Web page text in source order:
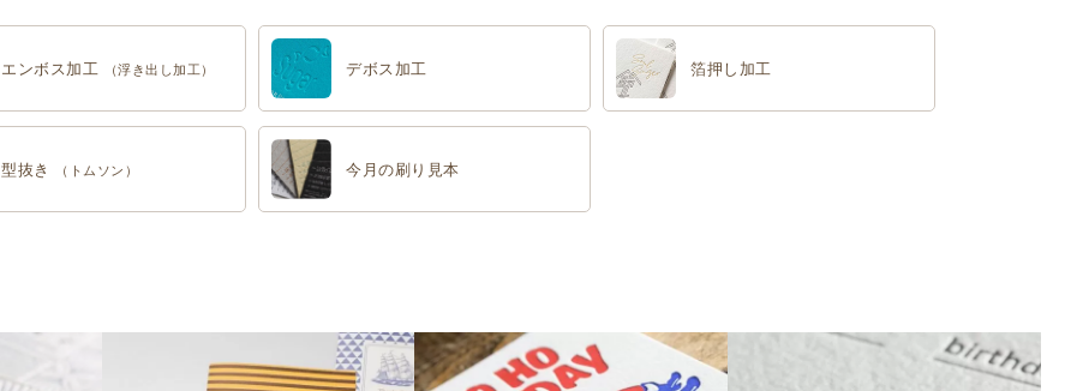
エンボス加工 （浮き出し加工） デボス加工 箔押し加工
型抜き （トムソン） 今月の刷り見本